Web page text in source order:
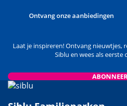
Ontvang onze aanbiedingen
Laat je inspireren! Ontvang nieuwtjes,
Siblu en wees als eerste